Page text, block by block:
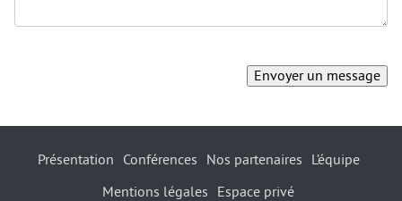
Présentation Conférences Nos partenaires
L’équipe
Mentions légales
Espace privé